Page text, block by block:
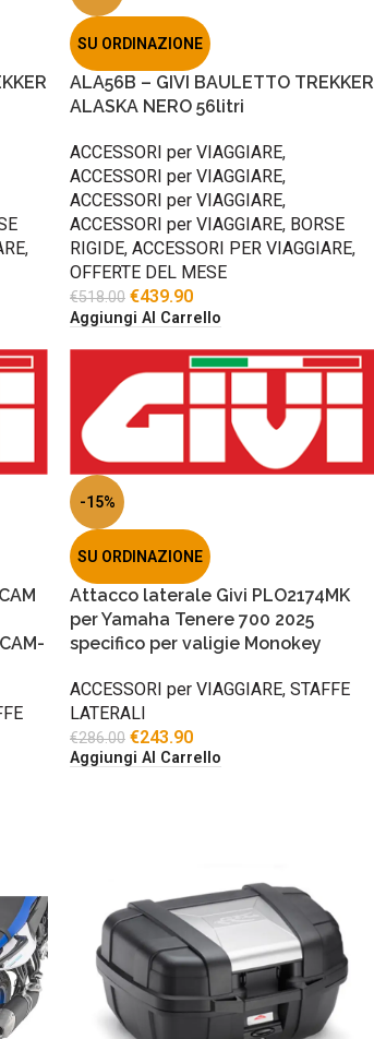
,
SU ORDINAZIONE
ALA56B – GIVI BAULETTO TREKKER
ALASKA NERO 56litri
ACCESSORI per VIAGGIARE,
ACCESSORI per VIAGGIARE,
ACCESSORI per VIAGGIARE,
ACCESSORI per VIAGGIARE, BORSE
RIGIDE, ACCESSORI PER VIAGGIARE,
OFFERTE DEL MESE
€518.00 €439.90
Aggiungi Al Carrello
-15%
SU ORDINAZIONE
Attacco laterale Givi PLO2174MK
per Yamaha Tenere 700 2025
specifico per valigie Monokey
ACCESSORI per VIAGGIARE, STAFFE
LATERALI
€286.00 €243.90
Aggiungi Al Carrello